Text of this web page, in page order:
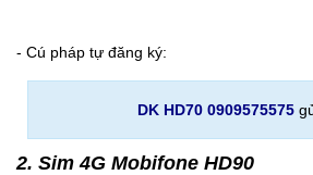
- Cú pháp tự đăng ký:
DK HD70 0909575575
2. Sim 4G Mobifone HD90